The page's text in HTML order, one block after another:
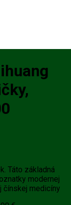
Táto základná
modernej
čínskej medicíny